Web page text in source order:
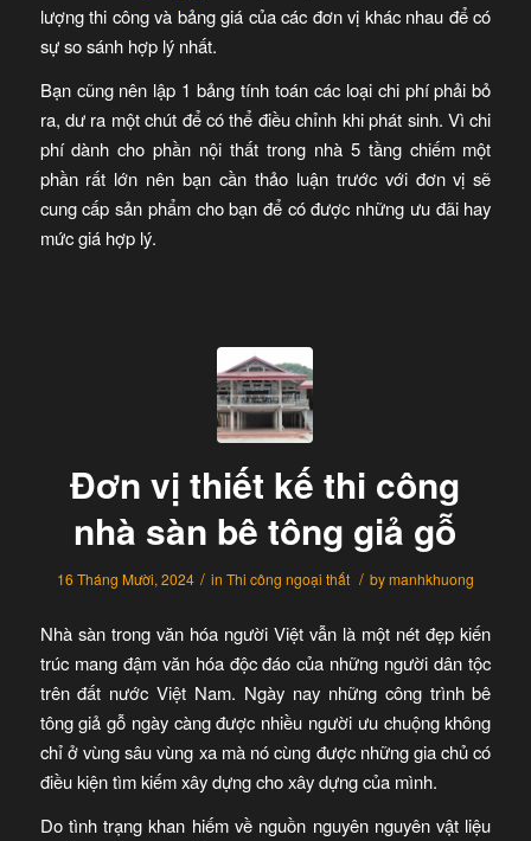
lượng thi công và bảng giá của các đơn vị khác nhau để có
sự so sánh hợp lý nhất.
Bạn cũng nên lập 1 bảng tính toán các loại chi phí phải bỏ
ra, dư ra một chút để có thể điều chỉnh khi phát sinh. Vì chi
phí dành cho phần nội thất trong nhà 5 tầng chiếm một
phần rất lớn nên bạn cần thảo luận trước với đơn vị sẽ
cung cấp sản phẩm cho bạn để có được những ưu đãi hay
mức giá hợp lý.
Đơn vị thiết kế thi công
nhà sàn bê tông giả gỗ
16 Tháng Mười, 2024 / in Thi công ngoại thất / bymanhkhuong
Nhà sàn trong văn hóa người Việt vẫn là một nét đẹp kiến
trúc mang đậm văn hóa độc đáo của những người dân tộc
trên đất nước Việt Nam. Ngày nay những công trình bê
tông giả gỗ ngày càng được nhiều người ưu chuộng không
chỉ ở vùng sâu vùng xa mà nó cùng được những gia chủ có
điều kiện tìm kiếm xây dựng cho xây dựng của mình.
Do tình trạng khan hiếm về nguồn nguyên nguyên vật liệu